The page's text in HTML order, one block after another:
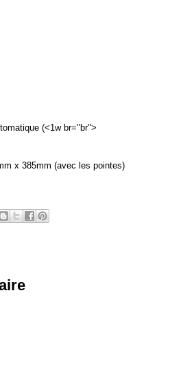
(<1w br="br">
x 385mm (avec les pointes)